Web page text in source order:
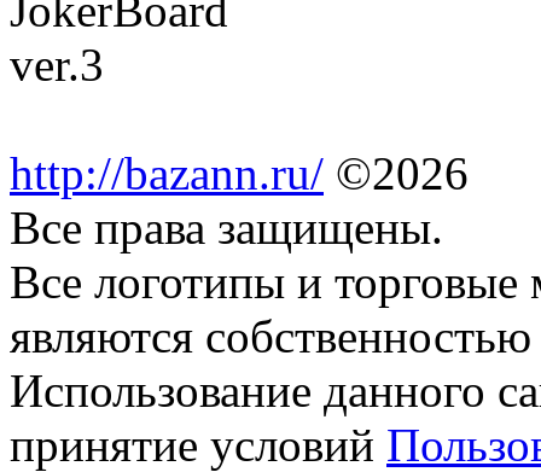
http://bazann.ru/ ©2026
Все права защищены.
Все логотипы и торговые
являются
Использование данного
принятие условий